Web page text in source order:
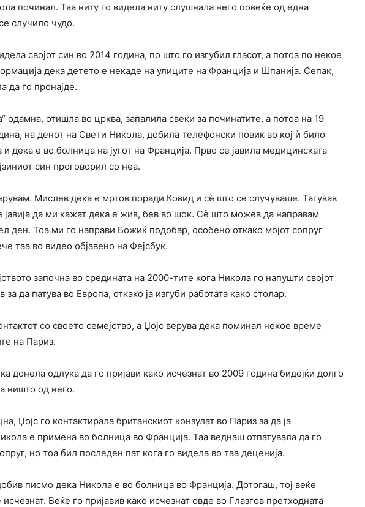
починал. Таа ниту го видела ниту слушнала него повеќе од една
случило чудо.
својот син во 2014 година, по што го изгубил гласот, а потоа по некое
дека детето е некаде на улиците на Франција и Шпанија. Сепак,
да го пронајде.
одамна, отишла во црква, запалила свеќи за починатите, а потоа на 19
на денот на Свети Никола, добила телефонски повик во кој ѝ било
дека е во болница на југот на Франција. Прво се јавила медицинската
син проговорил со неа.
Мислев дека е мртов поради Ковид и сè што се случуваше. Тагував
јавија да ми кажат дека е жив, бев во шок. Сè што можев да направам
ден. Тоа ми го направи Божиќ подобар, особено откако мојот сопруг
таа во видео објавено на Фејсбук.
започна во средината на 2000-тите кога Никола го напушти својот
за да патува во Европа, откако ја изгуби работата како столар.
со своето семејство, а Џојс верува дека поминал некое време
на Париз.
донела одлука да го пријави како исчезнат во 2009 година бидејќи долго
ништо од него.
Џојс го контактирала британскиот конзулат во Париз за да ја
е примена во болница во Франција. Таа веднаш отпатувала да го
но тоа бил последен пат кога го видела во таа деценија.
писмо дека Никола е во болница во Франција. Дотогаш, тој веќе
Веќе го пријавив како исчезнат овде во Глазгов претходната